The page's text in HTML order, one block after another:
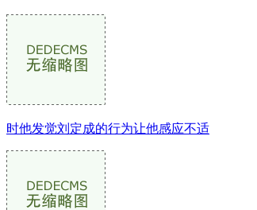
时他发觉刘定成的行为让他感应不适